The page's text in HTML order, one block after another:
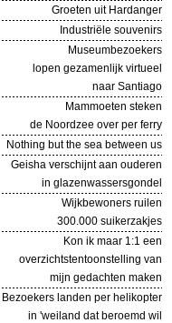
Groeten uit Hardanger
Industriële souvenirs
Museumbezoekers
lopen gezamenlijk virtueel
naar Santiago
Mammoeten steken
de Noordzee over per ferry
Nothing but the sea between us
Geisha verschijnt aan ouderen
in glazenwassersgondel
Wijkbewoners ruilen
300.000 suikerzakjes
Kon ik maar 1:1 een
overzichtstentoonstelling van
mijn gedachten maken
Bezoekers landen per helikopter
in 'weiland dat beroemd wil